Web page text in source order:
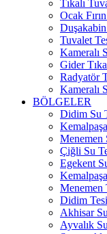
Tıkalı
Ocak
Tuvalet
Kameralı
Gider
Radyatör
Kameralı
BÖLGELER
Didim Su
Menemen
Çiğli Su
Egekent
Menemen
Didim
Akhisar
Ayvalık